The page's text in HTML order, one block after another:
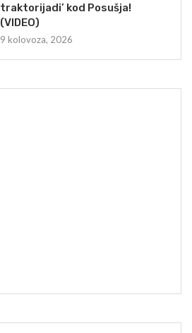
traktorijadi’ kod Posušja!
(VIDEO)
9 kolovoza, 2026